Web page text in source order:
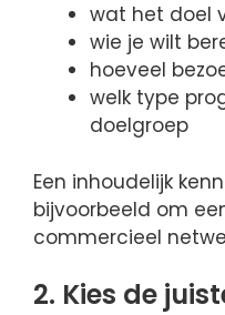
wat het doel
wie je wilt
hoeveel
welk type
doelgroep
Een inhoudelijk
bijvoorbeeld om
commercieel
2. Kies de